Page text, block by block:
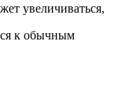
увеличиваться,
к обычным